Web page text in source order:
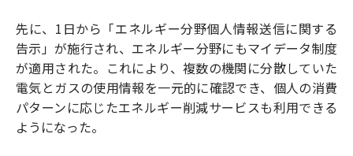
先に、1日から「エネルギー分野個人情報送信に関する
告示」が施行され、エネルギー分野にもマイデータ制度
が適用された。これにより、複数の機関に分散していた
電気とガスの使用情報を一元的に確認でき、個人の消費
パターンに応じたエネルギー削減サービスも利用できる
ようになった。